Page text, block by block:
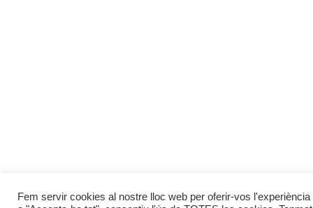
Fem servir cookies al nostre lloc web per oferir-vos